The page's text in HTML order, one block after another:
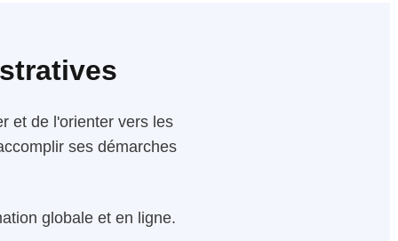
et de l'orienter vers les
ses démarches
globale et en ligne.